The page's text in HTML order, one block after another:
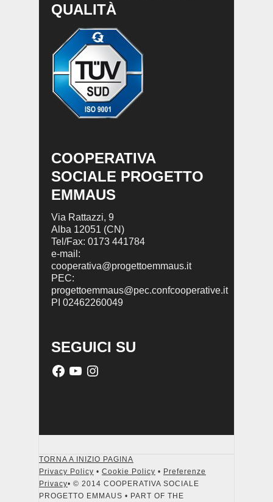
QUALITÀ
COOPERATIVA
SOCIALE PROGETTO
EMMAUS
Via Rattazzi, 9
Alba 12051 (CN)
Tel/Fax: 0173 441784
e-mail:
cooperativa@progettoemmaus.it
PEC:
progettoemmaus@pec.confcooperative.it
PI 02462260049
SEGUICI SU
TORNA A INIZIO PAGINA
Privacy Policy • Cookie Policy • Preferenze
Privacy• © 2014 COOPERATIVA SOCIALE
PROGETTO EMMAUS • PART OF THE